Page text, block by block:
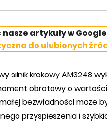
artykuły w
do ulubionych
silnik krokowy AM3248
obrotowy o
bezwładności może
przyspieszenia i